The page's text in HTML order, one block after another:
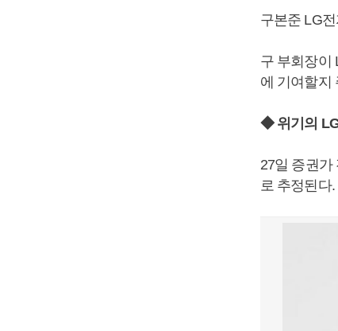
구본준 LG
구 부회장이
에 기여할지
◆ 위기의
27일 증권가
로 추정된다